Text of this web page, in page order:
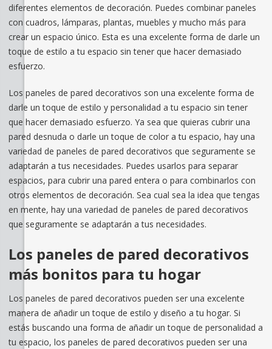
diferentes elementos de decoración. Puedes combinar paneles
con cuadros, lámparas, plantas, muebles y mucho más para
crear un espacio único. Esta es una excelente forma de darle un
toque de estilo a tu espacio sin tener que hacer demasiado
esfuerzo.
Los paneles de pared decorativos son una excelente forma de
darle un toque de estilo y personalidad a tu espacio sin tener
que hacer demasiado esfuerzo. Ya sea que quieras cubrir una
pared desnuda o darle un toque de color a tu espacio, hay una
variedad de paneles de pared decorativos que seguramente se
adaptarán a tus necesidades. Puedes usarlos para separar
espacios, para cubrir una pared entera o para combinarlos con
otros elementos de decoración. Sea cual sea la idea que tengas
en mente, hay una variedad de paneles de pared decorativos
que seguramente se adaptarán a tus necesidades.
Los paneles de pared decorativos
más bonitos para tu hogar
Los paneles de pared decorativos pueden ser una excelente
manera de añadir un toque de estilo y diseño a tu hogar. Si
estás buscando una forma de añadir un toque de personalidad a
tu espacio, los paneles de pared decorativos pueden ser una